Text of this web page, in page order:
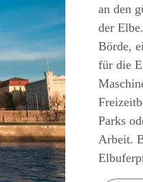
an den
der
Börde,
für die
Parks
Arbeit.